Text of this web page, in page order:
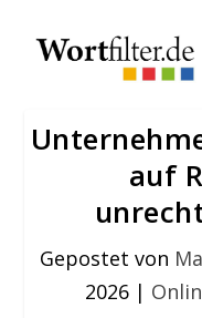
auf
Gepostet von
2026|